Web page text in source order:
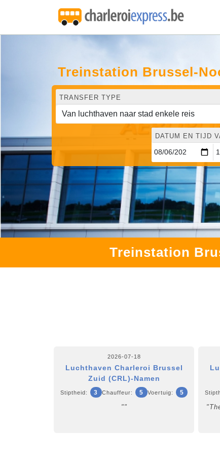
Treinstation Brussel-
TRANSFER TYPE
DATUM EN TIJD
Treinstation
2026-07-18
Luchthaven Charleroi Brussel
Zuid (CRL)-Namen
Stiptheid: 3 Chauffeur: 5 Voertuig: 5
""